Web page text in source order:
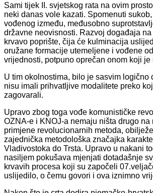
Sami tijek II. svjetskog rata na ovim
neki danas vole kazati. Spomenuti
vođenog između, međusobno
državne neovisnosti. Razvoj događaja
krvavo poprište, čija će kulminacija
oružane formacije utemeljene i vođene
vrijednosti, potpuno oprečan onom koji
U tim okolnostima, bilo je sasvim
nisu imali prihvatljive modalitete preko
zagovarali.
Upravo zbog toga vođe komunističke
OZNA-e i KNOJ-a nemaju ništa drugo
primjene revolucionarnih metoda,
zajednička metodološka značajka
Vladivostoka do Trsta. Upravo u nakani
nasiljem pokušava mjenjati dotadašnje
krvavih procesa koji su započeli
uslijedilo, o čemu govori i ova iznimno